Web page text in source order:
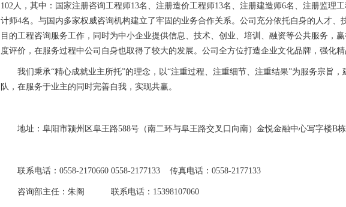
102人，其中：国家注册咨询工程师13名、注册造价工程师13名、注册建造师6名、注册监理
计师4名。与国内多家权威咨询机构建立了牢固的业务合作关系。公司充分依托自身的人才
目的工程咨询服务工作，同时为中小企业提供信息、技术、创业、培训、融资等公共服务，
度评价，在服务过程中公司自身也取得了较大的发展。公司全方位打造企业文化品牌，强化精
我们秉承“精心成就业主所托”的理念，以“注重过程、注重细节、注重结果”为服务宗旨
队，在服务于业主的同时完善自我，实现共赢。
地址：阜阳市颍州区阜王路588号（南二环与阜王路交叉口向南）金悦金融中心写字楼B
联系电话：0558-2170660 0558-2177133 传真电话：0558-2177133
咨询部主任：朱阁 联系电话：15398107060